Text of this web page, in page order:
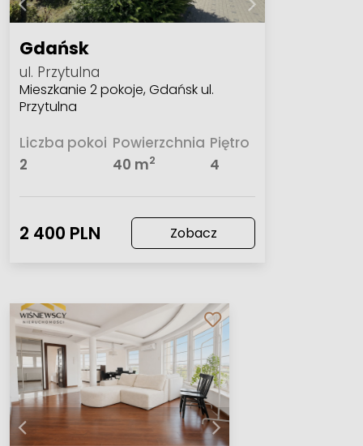
Gdańsk
ul. Przytulna
Mieszkanie 2 pokoje, Gdańsk ul.
Przytulna
Liczba pokoi
2
Powierzchnia
40 m2
Piętro
4
2 400 PLN Zobacz